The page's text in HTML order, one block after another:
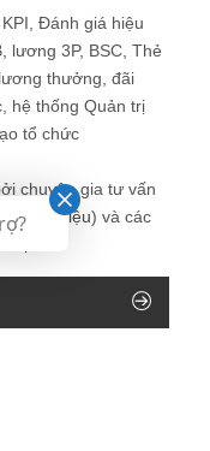
Đánh giá hiệu
lương 3P, BSC, Thẻ
thưởng, đãi
hệ thống Quản trị
tổ chức
chuyên gia tư vấn
(giới thiệu) và các
sự.